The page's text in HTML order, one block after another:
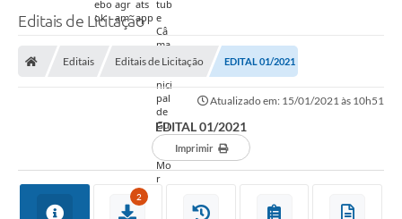
Editais de Licitação
Editais Editais de Licitação EDITAL 01/2021
Atualizado em: 15/01/2021 às 10h51
EDITAL 01/2021
Imprimir
2